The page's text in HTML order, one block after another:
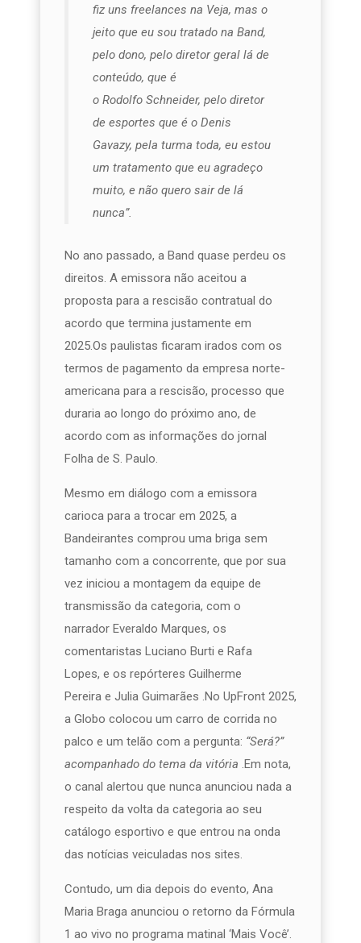
fiz uns freelances na Veja, mas o
jeito que eu sou tratado na Band,
pelo dono, pelo diretor geral lá de
conteúdo, que é
o Rodolfo Schneider, pelo diretor
de esportes que é o Denis
Gavazy, pela turma toda, eu estou
um tratamento que eu agradeço
muito, e não quero sair de lá
nunca”.
No ano passado, a Band quase perdeu os
direitos. A emissora não aceitou a
proposta para a rescisão contratual do
acordo que termina justamente em
2025.Os paulistas ficaram irados com os
termos de pagamento da empresa norte-
americana para a rescisão, processo que
duraria ao longo do próximo ano, de
acordo com as informações do jornal
Folha de S. Paulo.
Mesmo em diálogo com a emissora
carioca para a trocar em 2025, a
Bandeirantes comprou uma briga sem
tamanho com a concorrente, que por sua
vez iniciou a montagem da equipe de
transmissão da categoria, com o
narrador Everaldo Marques, os
comentaristas Luciano Burti e Rafa
Lopes, e os repórteres Guilherme
Pereira e Julia Guimarães .No UpFront 2025,
a Globo colocou um carro de corrida no
palco e um telão com a pergunta: “Será?”
acompanhado do tema da vitória .Em nota,
o canal alertou que nunca anunciou nada a
respeito da volta da categoria ao seu
catálogo esportivo e que entrou na onda
das notícias veiculadas nos sites.
Contudo, um dia depois do evento, Ana
Maria Braga anunciou o retorno da Fórmula
1 ao vivo no programa matinal ‘Mais Você’.